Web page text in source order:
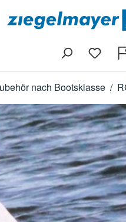
springen
Du
nach Bootsklasse /